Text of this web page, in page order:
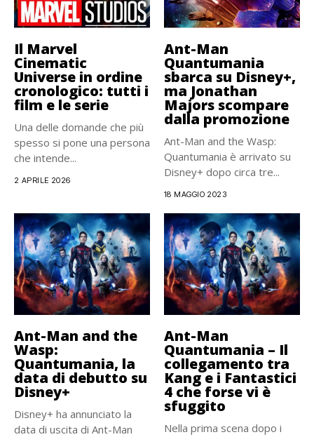
Il Marvel
Cinematic
Universe in ordine
cronologico: tutti i
film e le serie
Una delle domande che più
spesso si pone una persona
che intende...
2 APRILE 2026
Ant-Man
Quantumania
sbarca su Disney+,
ma Jonathan
Majors scompare
dalla promozione
Ant-Man and the Wasp:
Quantumania è arrivato su
Disney+ dopo circa tre...
18 MAGGIO 2023
Ant-Man and the
Wasp:
Quantumania, la
data di debutto su
Disney+
Disney+ ha annunciato la
data di uscita di Ant-Man
Ant-Man
Quantumania – Il
collegamento tra
Kang e i Fantastici
4 che forse vi è
sfuggito
Nella prima scena dopo i